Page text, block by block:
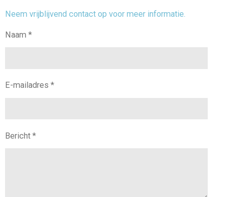
Neem vrijblijvend contact op voor meer informatie.
Naam *
E-mailadres *
Bericht *